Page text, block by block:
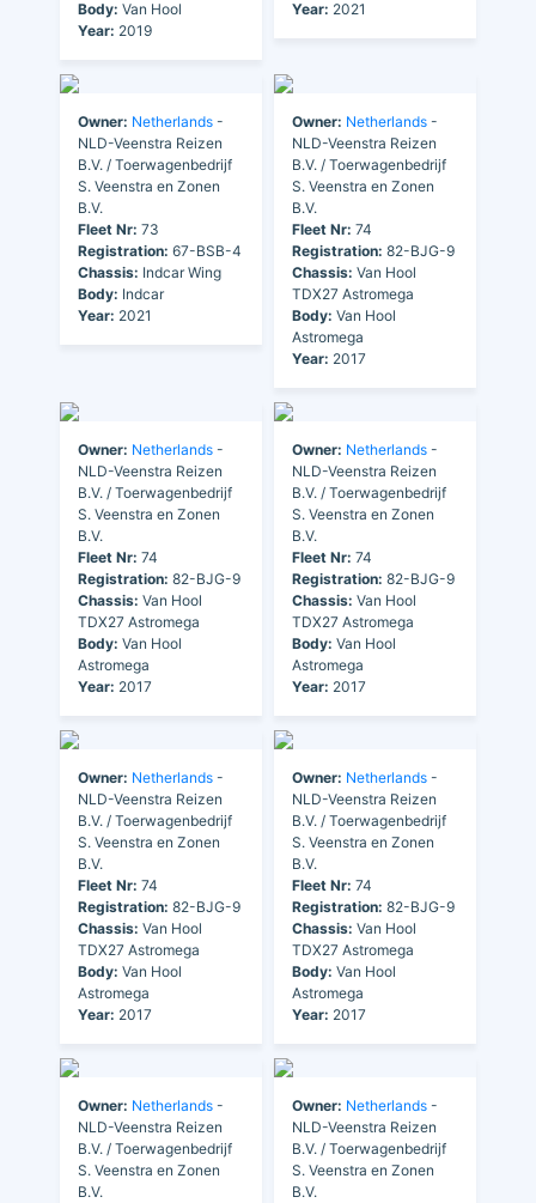
Body: Van Hool
Year: 2019
Year: 2021
Owner: Netherlands -
NLD-Veenstra Reizen
B.V. / Toerwagenbedrijf
S. Veenstra en Zonen
B.V.
Fleet Nr: 73
Registration: 67-BSB-4
Chassis: Indcar Wing
Body: Indcar
Year: 2021
Owner: Netherlands -
NLD-Veenstra Reizen
B.V. / Toerwagenbedrijf
S. Veenstra en Zonen
B.V.
Fleet Nr: 74
Registration: 82-BJG-9
Chassis: Van Hool
TDX27 Astromega
Body: Van Hool
Astromega
Year: 2017
Owner: Netherlands -
NLD-Veenstra Reizen
B.V. / Toerwagenbedrijf
S. Veenstra en Zonen
B.V.
Fleet Nr: 74
Registration: 82-BJG-9
Chassis: Van Hool
TDX27 Astromega
Body: Van Hool
Astromega
Year: 2017
Owner: Netherlands -
NLD-Veenstra Reizen
B.V. / Toerwagenbedrijf
S. Veenstra en Zonen
B.V.
Fleet Nr: 74
Registration: 82-BJG-9
Chassis: Van Hool
TDX27 Astromega
Body: Van Hool
Astromega
Year: 2017
Owner: Netherlands -
NLD-Veenstra Reizen
B.V. / Toerwagenbedrijf
S. Veenstra en Zonen
B.V.
Fleet Nr: 74
Registration: 82-BJG-9
Chassis: Van Hool
TDX27 Astromega
Body: Van Hool
Astromega
Year: 2017
Owner: Netherlands -
NLD-Veenstra Reizen
B.V. / Toerwagenbedrijf
S. Veenstra en Zonen
B.V.
Fleet Nr: 74
Registration: 82-BJG-9
Chassis: Van Hool
TDX27 Astromega
Body: Van Hool
Astromega
Year: 2017
Owner: Netherlands -
NLD-Veenstra Reizen
B.V. / Toerwagenbedrijf
S. Veenstra en Zonen
B.V.
Owner: Netherlands -
NLD-Veenstra Reizen
B.V. / Toerwagenbedrijf
S. Veenstra en Zonen
B.V.